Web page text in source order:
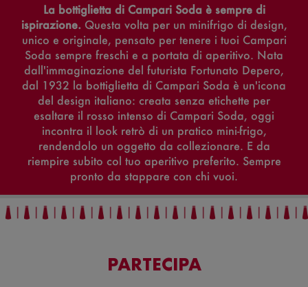
La bottiglietta di Campari Soda è sempre di
ispirazione. Questa volta per un minifrigo di design,
unico e originale, pensato per tenere i tuoi Campari
Soda sempre freschi e a portata di aperitivo. Nata
dall'immaginazione del futurista Fortunato Depero,
dal 1932 la bottiglietta di Campari Soda è un'icona
del design italiano: creata senza etichette per
esaltare il rosso intenso di Campari Soda, oggi
incontra il look retrò di un pratico mini-frigo,
rendendolo un oggetto da collezionare. E da
riempire subito col tuo aperitivo preferito. Sempre
pronto da stappare con chi vuoi.
PARTECIPA